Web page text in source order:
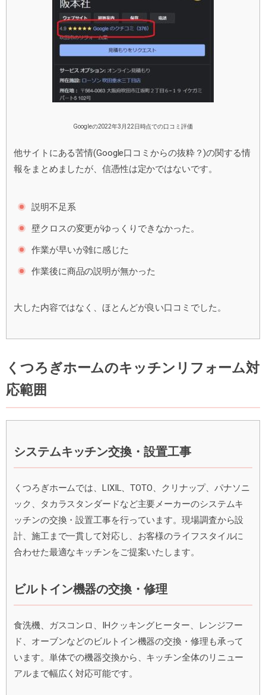
Googleの2022年3月22日時点での口コミ評価
他サイトにある苦情(Google口コミからの抜粋？)の関する情
報をまとめましたが、信憑性は定かではないです。
説明不足系
壁クロスの変更がゆっくりできなかった。
作業が早いが雑に感じた
作業後に商品の説明が無かった
大した内容ではなく、ほとんどが良い口コミでした。
くつろぎホームのキッチンリフォーム対
応範囲
システムキッチン交換・設置工事
くつろぎホームでは、LIXIL、TOTO、クリナップ、パナソニ
ック、タカラスタンダードなど主要メーカーのシステムキ
ッチンの交換・設置工事を行っています。現場調査から設
計、施工まで一貫して対応し、お客様のライフスタイルに
合わせた最適なキッチンをご提案いたします。
ビルトイン機器の交換・修理
食洗機、ガスコンロ、IHクッキングヒーター、レンジフー
ド、オーブンなどのビルトイン機器の交換・修理も承って
います。単体での機器交換から、キッチン全体のリニュー
アルまで幅広く対応可能です。